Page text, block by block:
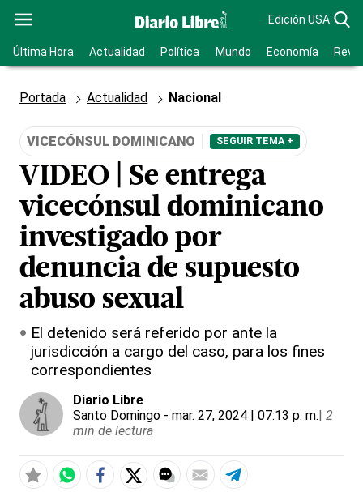
Edición USA
Última Hora Actualidad Política Mundo Economía
Portada Actualidad Nacional
VICECÓNSUL DOMINICANO SEGUIR TEMA +
VIDEO | Se entrega
vicecónsul dominicano
investigado por
denuncia de supuesto
abuso sexual
El detenido será referido por ante la
jurisdicción a cargo del caso, para los fines
correspondientes
Diario Libre
Santo Domingo - mar. 27, 2024 | 07:13 p. m.| 2
min de lectura